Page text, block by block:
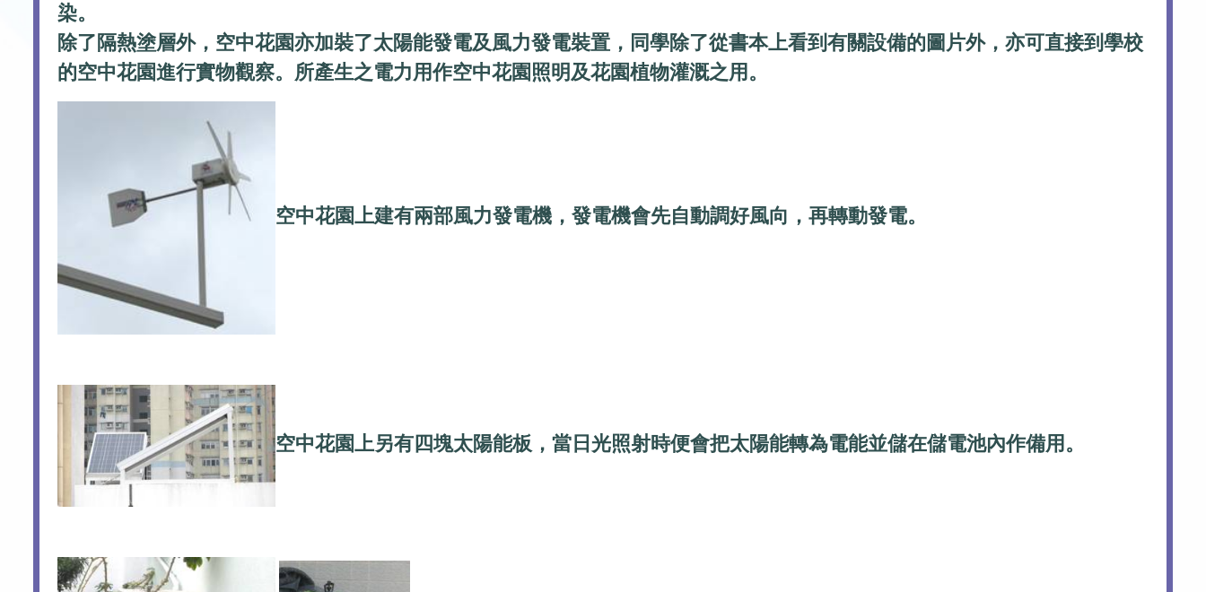
染。
除了隔熱塗層外，空中花園亦加裝了太陽能發電及風力發電裝置，同學除了從書本上看到有關設備的圖片外，亦可直接到學校
的空中花園進行實物觀察。所產生之電力用作空中花園照明及花園植物灌溉之用。
空中花園上建有兩部風力發電機，發電機會先自動調好風向，再轉動發電。
空中花園上另有四塊太陽能板，當日光照射時便會把太陽能轉為電能並儲在儲電池內作備用。